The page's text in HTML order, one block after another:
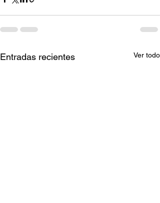
Entradas recientes Ver todo